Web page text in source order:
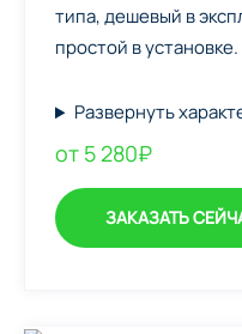
типа, дешевый в
простой в установке.
Развернуть
от 5 280₽
ЗАКАЗАТЬ